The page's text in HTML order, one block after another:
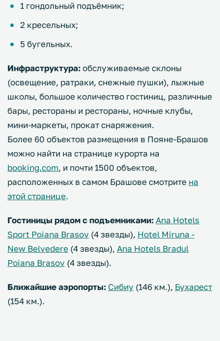
1 гондольный подъёмник;
2 кресельных;
5 бугельных.
Инфраструктура:обслуживаемые склоны
(освещение, ратраки, снежные пушки), лыжные
школы, большое количество гостиниц, различные
бары, рестораны и рестораны, ночные клубы,
мини-маркеты, прокат снаряжения.
Более 60 объектов размещения в Пояне-Брашов
можно найти на странице курорта на
booking.com, и почти 1500 объектов,
расположенных в самом Брашове смотрите на
этой странице.
Гостиницы рядом с подъемниками:Ana Hotels
Sport Poiana Brasov (4 звезды), Hotel Miruna -
New Belvedere (4 звезды), Ana Hotels Bradul
Poiana Brasov (4 звезды).
Ближайшие аэропорты: Сибиу (146 км.), Бухарест
(154 км.).